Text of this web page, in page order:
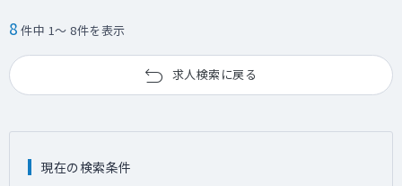
8 件中 1～ 8件を表示
求人検索に戻る
現在の検索条件